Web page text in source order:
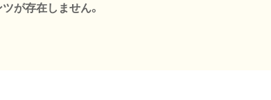
が存在しません。